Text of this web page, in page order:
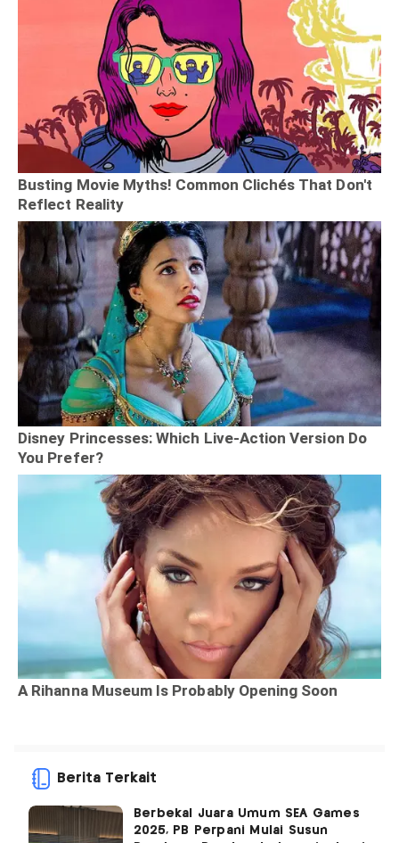
Berita Terkait
Berbekal Juara Umum SEA Games
2025, PB Perpani Mulai Susun